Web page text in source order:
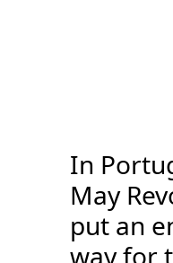
In
May
put an
way for